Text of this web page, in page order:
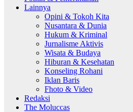
Lainnya
Opini & Tokoh Kita
Nusantara & Dunia
Hukum & Kriminal
Jurnalisme Aktivis
Wisata & Budaya
Hiburan & Kesehatan
Konseling Rohani
Iklan Baris
Fhoto & Video
Redaksi
The Moluccas